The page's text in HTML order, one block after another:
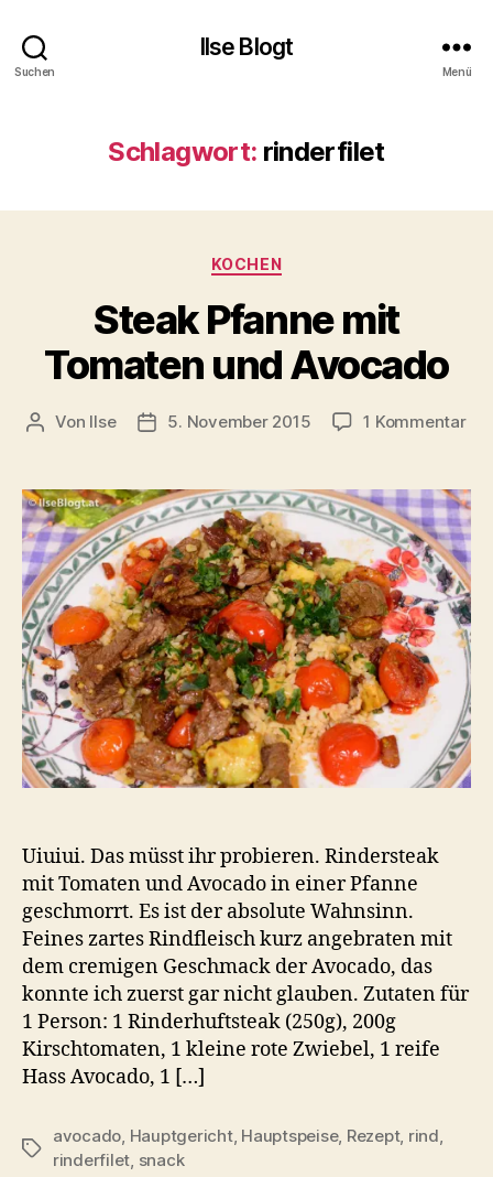
Suchen
Ilse Blogt
Menü
Schlagwort: rinderfilet
Kategorien
KOCHEN
Steak Pfanne mit
Tomaten und Avocado
Beitragsautor
Von Ilse Beitragsdatum
5. November 2015 1 Kommentarzu
mit
Uiuiui. Das müsst ihr probieren. Rindersteak
mit Tomaten und Avocado in einer Pfanne
geschmorrt. Es ist der absolute Wahnsinn.
Feines zartes Rindfleisch kurz angebraten mit
dem cremigen Geschmack der Avocado, das
konnte ich zuerst gar nicht glauben. Zutaten für
1 Person: 1 Rinderhuftsteak (250g), 200g
Kirschtomaten, 1 kleine rote Zwiebel, 1 reife
Hass Avocado, 1 […]
Schlagwörter
avocado, Hauptgericht, Hauptspeise, Rezept, rind,
rinderfilet, snack